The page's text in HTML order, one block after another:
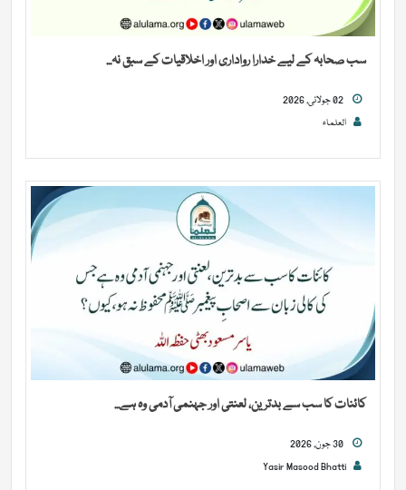
سب صحابہ کے لیے خدارا رواداری اور اخلاقیات کے سبق نہ...
العلماء
کائنات کا سب سے بدترین، لعنتی اور جہنمی آدمی وہ ہے...
Yasir Masood Bhatti